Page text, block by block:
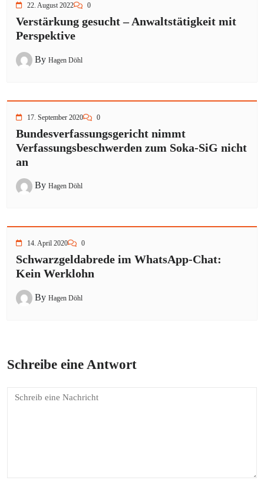
22. August 2022 0
Verstärkung gesucht – Anwaltstätigkeit mit
Perspektive
By Hagen Döhl
17. September 2020 0
Bundesverfassungsgericht nimmt
Verfassungsbeschwerden zum Soka-SiG nicht
an
By Hagen Döhl
14. April 2020 0
Schwarzgeldabrede im WhatsApp-Chat:
Kein Werklohn
By Hagen Döhl
Schreibe eine Antwort